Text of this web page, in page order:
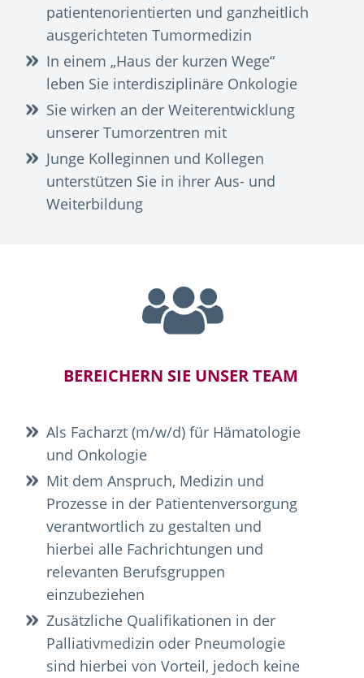
patientenorientierten und ganzheitlich
ausgerichteten Tumormedizin
In einem „Haus der kurzen Wege“
leben Sie interdisziplinäre Onkologie
Sie wirken an der Weiterentwicklung
unserer Tumorzentren mit
Junge Kolleginnen und Kollegen
unterstützen Sie in ihrer Aus- und
Weiterbildung
BEREICHERN SIE UNSER TEAM
Als Facharzt (m/w/d) für Hämatologie
und Onkologie
Mit dem Anspruch, Medizin und
Prozesse in der Patientenversorgung
verantwortlich zu gestalten und
hierbei alle Fachrichtungen und
relevanten Berufsgruppen
einzubeziehen
Zusätzliche Qualifikationen in der
Palliativmedizin oder Pneumologie
sind hierbei von Vorteil, jedoch keine